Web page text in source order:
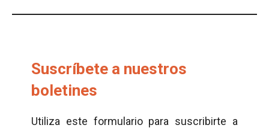
Suscríbete a nuestros
boletines
Utiliza este formulario para suscribirte a